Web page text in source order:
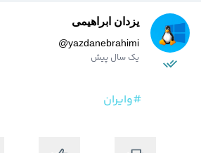
یزدان ابراهیمی
@yazdanebrahimi
یک سال پیش
#وایران